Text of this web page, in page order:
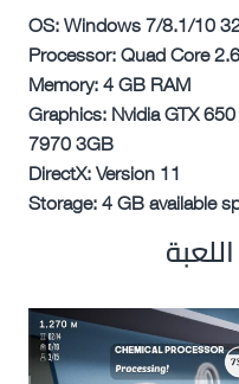
OS: Windows 7/8.1/10
Processor: Quad Core
Memory: 4 GB RAM
Graphics: Nvidia GTX
7970 3GB
DirectX: Version 11
Storage: 4 GB available